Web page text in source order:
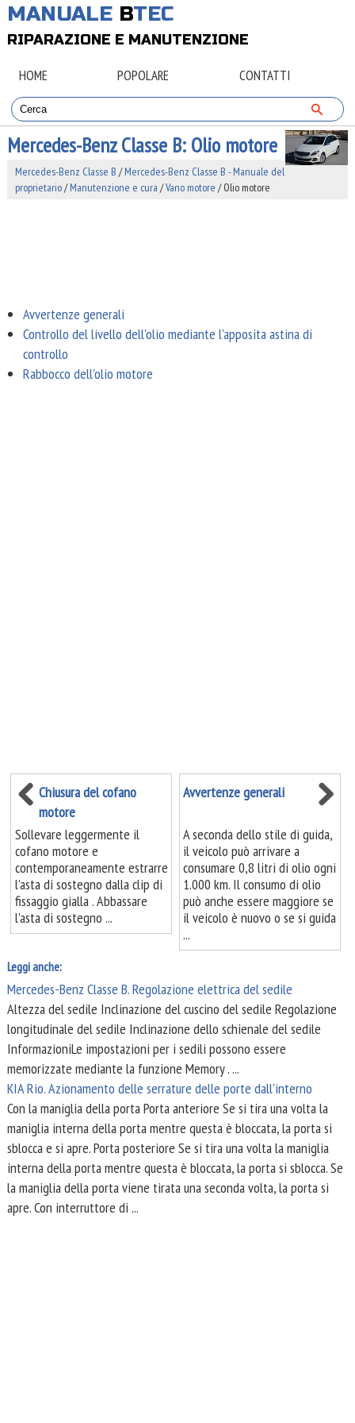
MANUALE BTEC
RIPARAZIONE E MANUTENZIONE
HOME POPOLARE CONTATTI
Mercedes-Benz Classe B: Olio motore
Mercedes-Benz Classe B /Mercedes-Benz Classe B - Manuale del
proprietario/Manutenzione e cura /Vano motore / Olio motore
Avvertenze generali
Controllo del livello dell'olio mediante l'apposita astina di
controllo
Rabbocco dell'olio motore
Chiusura del cofano
motore
Sollevare leggermente il
cofano motore e
contemporaneamente estrarre
l'asta di sostegno dalla clip di
fissaggio gialla . Abbassare
l'asta di sostegno ...
Avvertenze generali
A seconda dello stile di guida,
il veicolo può arrivare a
consumare 0,8 litri di olio ogni
1.000 km. Il consumo di olio
può anche essere maggiore se
il veicolo è nuovo o se si guida
...
Leggi anche:
Mercedes-Benz Classe B. Regolazione elettrica del sedile
Altezza del sedile Inclinazione del cuscino del sedile Regolazione
longitudinale del sedile Inclinazione dello schienale del sedile
InformazioniLe impostazioni per i sedili possono essere
memorizzate mediante la funzione Memory . ...
KIA Rio. Azionamento delle serrature delle porte dall'interno
Con la maniglia della porta Porta anteriore Se si tira una volta la
maniglia interna della porta mentre questa è bloccata, la porta si
sblocca e si apre. Porta posteriore Se si tira una volta la maniglia
interna della porta mentre questa è bloccata, la porta si sblocca. Se
la maniglia della porta viene tirata una seconda volta, la porta si
apre. Con interruttore di ...